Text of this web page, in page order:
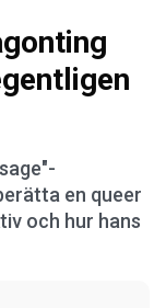
en queer
och hur hans